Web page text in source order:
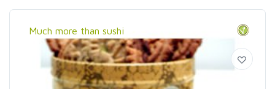
Much more than sushi